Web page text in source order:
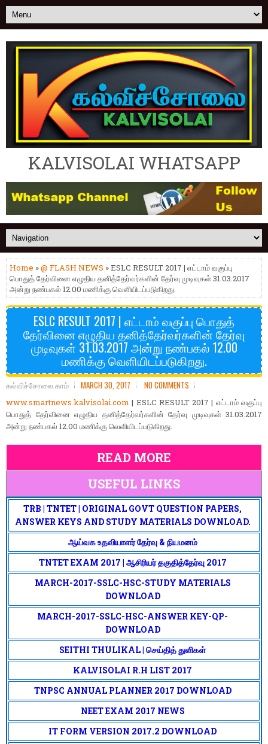
KALVISOLAI WHATSAPP
Home »@ FLASH NEWS » ESLC RESULT 2017 | எட்டாம் வகுப்பு
பொதுத் தேர்வினை எழுதிய தனித்தேர்வர்களின் தேர்வு முடிவுகள் 31.03.2017
அன்று நண்பகல் 12.00 மணிக்கு வெளியிடப்படுகிறது.
ESLC RESULT 2017 | எட்டாம் வகுப்பு பொதுத்
தேர்வினை எழுதிய தனித்தேர்வர்களின் தேர்வு
முடிவுகள் 31.03.2017 அன்று நண்பகல் 12.00
மணிக்கு வெளியிடப்படுகிறது.
கல்விச்சோலை.காம் MARCH 30, 2017 NO COMMENTS
www.smartnews.kalvisolai.com| ESLC RESULT 2017 | எட்டாம் வகுப்பு
பொதுத் தேர்வினை எழுதிய தனித்தேர்வர்களின் தேர்வு முடிவுகள் 31.03.2017
அன்று நண்பகல் 12.00 மணிக்கு வெளியிடப்படுகிறது.
READ MORE
USEFUL LINKS
TRB | TNTET | ORIGINAL GOVT QUESTION PAPERS,
ANSWER KEYS AND STUDY MATERIALS DOWNLOAD.
ஆய்வக உதவியாளர் தேர்வு & நியமனம்
TNTET EXAM 2017 | ஆசிரியர் தகுதித்தேர்வு 2017
MARCH-2017-SSLC-HSC-STUDY MATERIALS
DOWNLOAD
MARCH-2017-SSLC-HSC-ANSWER KEY-QP-
DOWNLOAD
SEITHI THULIKAL | செய்தித் துளிகள்
KALVISOLAI R.H LIST 2017
TNPSC ANNUAL PLANNER 2017 DOWNLOAD
NEET EXAM 2017 NEWS
IT FORM VERSION 2017.2 DOWNLOAD